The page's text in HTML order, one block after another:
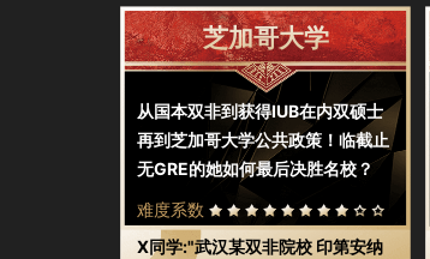
芝加哥大学
从国本双非到获得IUB在内双硕士
再到芝加哥大学公共政策！临截止
无GRE的她如何最后决胜名校？
难度系数
X同学:"武汉某双非院校 印第安纳